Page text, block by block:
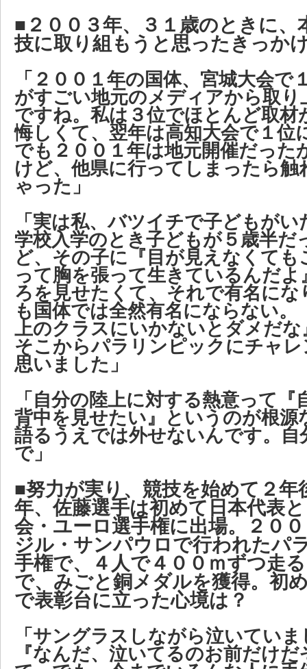
■２００３年、３１歳のときに、
技に取り組もうと思ったきっか
「２００１年の国体、宮城大会で
がすごい地元のメディアから取り
ですね。私は３位でほとんど取材
悔しくて、翌年は高知大会で１位
でも２００１年は地元開催だった
けど、他県に行ってしまったら触
ゃった」
「実は私、バツイチで子どもが
学校入学のとき子どもが５歳半だ
ど、その子に『目が見えなくても
って胸を張って生きているんだ
ろを見せたくて、それで有名にな
も国体では全然有名にならない。
上のクラスにいかないとダメだな
そこからパラリンピックにチャ
思いました」
「自分の陸上に対する熱意って『
背中を見せたい』というのが根源
語るうえでは外せないんです。自
で」
■努力が実り、競技を始めて２年
年、佐藤選手は初めて日本代表
会・ユーロ選手権に出場。２０
ジル・サンパウロで行われたパ
手権で、４人で４００ｍずつ走
で、みごと銅メダルを獲得。初
で表彰台に立った心境は？
「サングラスしながら泣いてい
『なんだ、泣いてるのお前だけ